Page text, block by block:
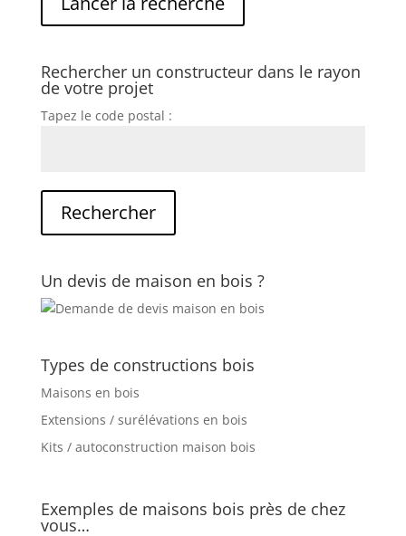
Rechercher un constructeur dans le rayon
de votre projet
Tapez le code postal :
Un devis de maison en bois ?
Types de constructions bois
Maisons en bois
Extensions / surélévations en bois
Kits / autoconstruction maison bois
Exemples de maisons bois près de chez
vous…